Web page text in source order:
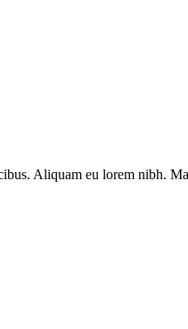
Aliquam eu lorem nibh.